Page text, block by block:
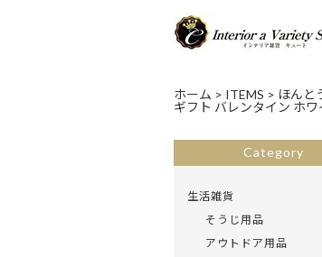
ホーム > ITEMS > ほんと
ギフト バレンタイン ホワ
Category
生活雑貨
そうじ用品
アウトドア用品